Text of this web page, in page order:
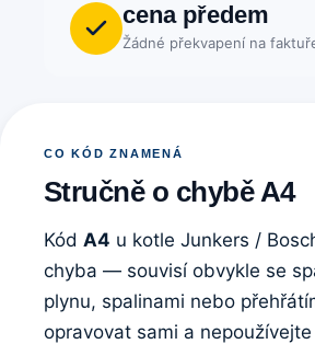
cena předem
Žádné překvapení na
CO KÓD ZNAMENÁ
Stručně o chybě A4
Kód A4 u kotle Junkers /
chyba — souvisí obvykle se
plynu, spalinami nebo
opravovat sami a